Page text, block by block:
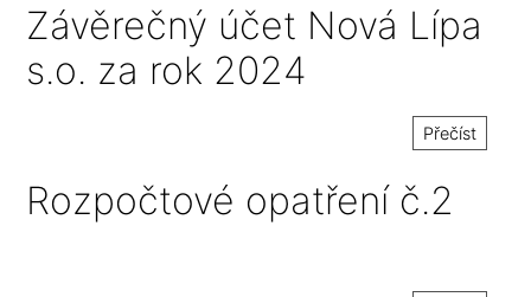
Závěrečný účet Nová Lípa
s.o. za rok 2024
Přečíst
Rozpočtové opatření č.2